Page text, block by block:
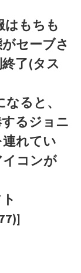
はもちも
セーブさ
了(タス
ると、
るジョニ
れてい
コンが